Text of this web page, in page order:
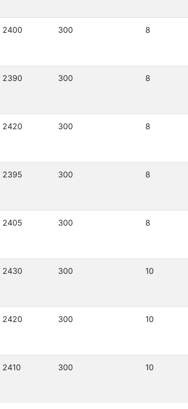
2400 300 8
2390 300 8
2420 300 8
2395 300 8
2405 300 8
2430 300 10
2420 300 10
2410 300 10